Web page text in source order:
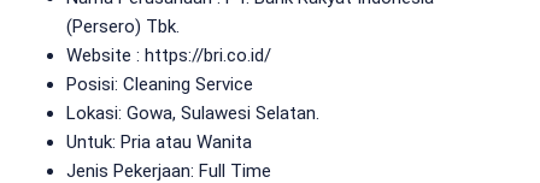
(Persero) Tbk.
Website : https://bri.co.id/
Posisi: Cleaning Service
Lokasi: Gowa, Sulawesi Selatan.
Untuk: Pria atau Wanita
Jenis Pekerjaan: Full Time